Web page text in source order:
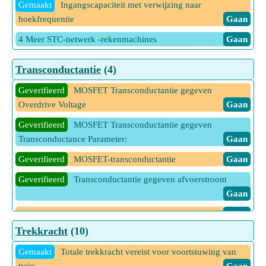
Gemaakt
Ingangscapaciteit met verwijzing naar
hoekfrequentie
Gaan
4 Meer STC-netwerk -rekenmachines Gaan
Transconductantie (4)
Geverifieerd
MOSFET Transconductantie gegeven
Overdrive Voltage
Gaan
Geverifieerd
MOSFET Transconductantie gegeven
Transconductance Parameter:
Gaan
Geverifieerd MOSFET-transconductantie Gaan
Geverifieerd
Transconductantie gegeven afvoerstroom
Gaan
12 Meer Transconductantie -rekenmachines Gaan
Trekkracht (10)
Gemaakt
Totale trekkracht vereist voor voortstuwing van